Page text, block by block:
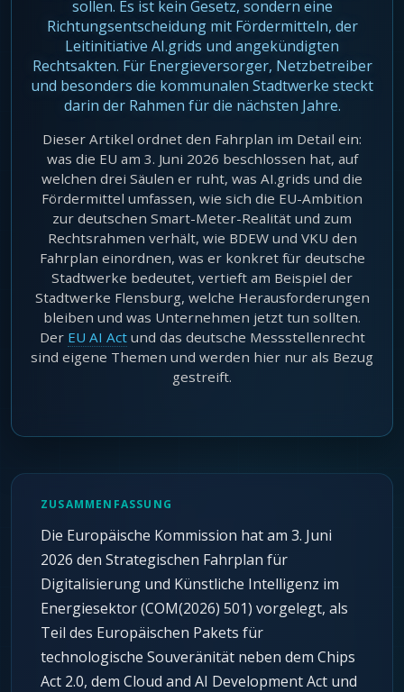
sollen. Es ist kein Gesetz, sondern eine
Richtungsentscheidung mit Fördermitteln, der
Leitinitiative AI.grids und angekündigten
Rechtsakten. Für Energieversorger, Netzbetreiber
und besonders die kommunalen Stadtwerke steckt
darin der Rahmen für die nächsten Jahre.
Dieser Artikel ordnet den Fahrplan im Detail ein:
was die EU am 3. Juni 2026 beschlossen hat, auf
welchen drei Säulen er ruht, was AI.grids und die
Fördermittel umfassen, wie sich die EU-Ambition
zur deutschen Smart-Meter-Realität und zum
Rechtsrahmen verhält, wie BDEW und VKU den
Fahrplan einordnen, was er konkret für deutsche
Stadtwerke bedeutet, vertieft am Beispiel der
Stadtwerke Flensburg, welche Herausforderungen
bleiben und was Unternehmen jetzt tun sollten.
Der EU AI Actund das deutsche Messstellenrecht
sind eigene Themen und werden hier nur als Bezug
gestreift.
ZUSAMMENFASSUNG
Die Europäische Kommission hat am 3. Juni
2026 den Strategischen Fahrplan für
Digitalisierung und Künstliche Intelligenz im
Energiesektor (COM(2026) 501) vorgelegt, als
Teil des Europäischen Pakets für
technologische Souveränität neben dem Chips
Act 2.0, dem Cloud and AI Development Act und